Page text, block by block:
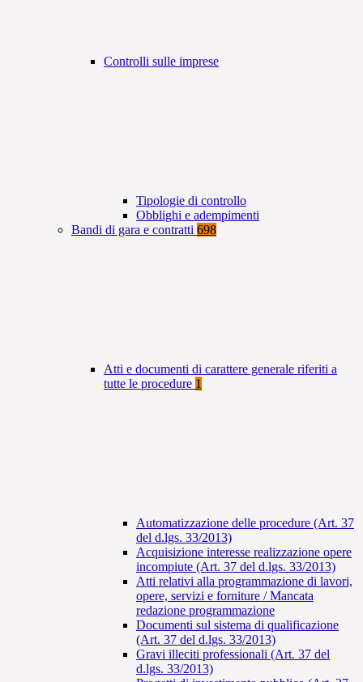
Controlli sulle imprese
Tipologie di controllo
Obblighi e adempimenti
Bandi di gara e contratti 698
Atti e documenti di carattere generale riferiti a
tutte le procedure 1
Automatizzazione delle procedure (Art. 37
del d.lgs. 33/2013)
Acquisizione interesse realizzazione opere
incompiute (Art. 37 del d.lgs. 33/2013)
Atti relativi alla programmazione di lavori,
opere, servizi e forniture / Mancata
redazione programmazione
Documenti sul sistema di qualificazione
(Art. 37 del d.lgs. 33/2013)
Gravi illeciti professionali (Art. 37 del
d.lgs. 33/2013)